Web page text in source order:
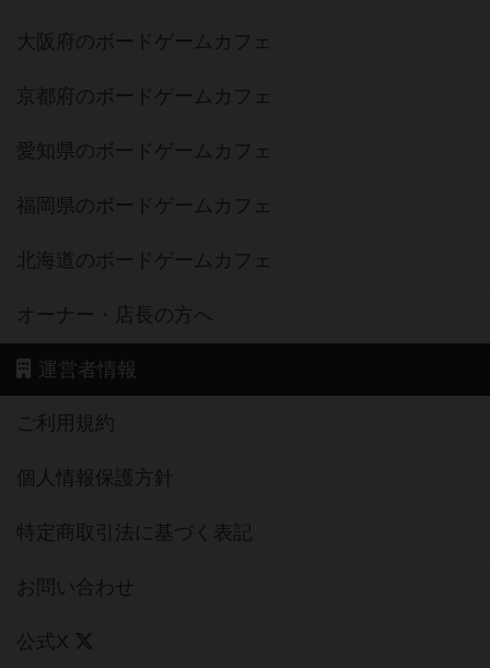
大阪府のボードゲームカフェ
京都府のボードゲームカフェ
愛知県のボードゲームカフェ
福岡県のボードゲームカフェ
北海道のボードゲームカフェ
オーナー・店長の方へ
運営者情報
ご利用規約
個人情報保護方針
特定商取引法に基づく表記
お問い合わせ
公式X